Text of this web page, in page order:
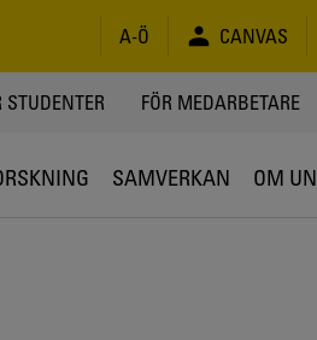
A-Ö CANVAS
STUDENTER FÖR MEDARBETARE
SAMVERKAN OM